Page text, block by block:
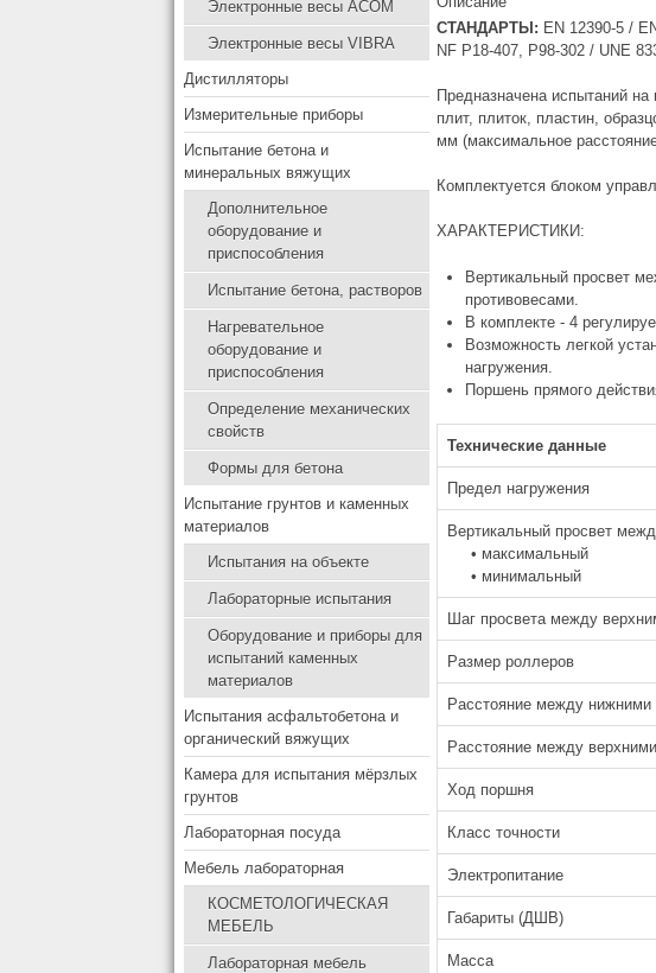
Электронные весы ACOM
Электронные весы VIBRA
Дистилляторы
Измерительные приборы
Испытание бетона и
минеральных вяжущих
Дополнительное
оборудование и
приспособления
Испытание бетона, растворов
Нагревательное
оборудование и
приспособления
Определение механических
свойств
Формы для бетона
Испытание грунтов и каменных
материалов
Испытания на объекте
Лабораторные испытания
Оборудование и приборы для
испытаний каменных
материалов
Испытания асфальтобетона и
органический вяжущих
Камера для испытания мёрзлых
грунтов
Лабораторная посуда
Мебель лабораторная
КОСМЕТОЛОГИЧЕСКАЯ
МЕБЕЛЬ
Лабораторная мебель
СТАНДАРТЫ: EN 12390-5 /
NF P18-407, P98-302 / UNE
Предназначена испытаний
плит, плиток, пластин,
мм (максимальное
Комплектуется блоком
ХАРАКТЕРИСТИКИ:
Вертикальный просвет
противовесами.
В комплекте - 4
Возможность легкой
нагружения.
Поршень прямого
Технические данные
Предел нагружения
Вертикальный просвет
• максимальный
• минимальный
Шаг просвета между
Размер роллеров
Расстояние между нижними
Расстояние между
Ход поршня
Класс точности
Электропитание
Габариты (ДШВ)
Масса